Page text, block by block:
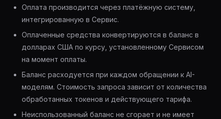
Оплата производится через платёжную систему,
интегрированную в Сервис.
Оплаченные средства конвертируются в баланс в
долларах США по курсу, установленному Сервисом
на момент оплаты.
Баланс расходуется при каждом обращении к AI-
моделям. Стоимость запроса зависит от количества
обработанных токенов и действующего тарифа.
Неиспользованный баланс не сгорает и не имеет